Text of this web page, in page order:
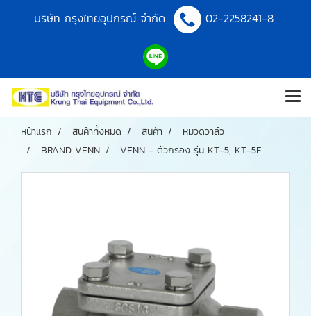
บริษัท กรุงไทยอุปกรณ์ จำกัด 02-2258241-8
หน้าแรก สินค้าทั้งหมด สินค้า
หมวดวาล์ว
BRAND VENN
VENN - ตัวกรอง รุ่น KT-5, KT-5F